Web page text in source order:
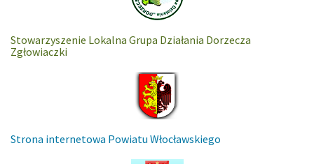
Stowarzyszenie Lokalna Grupa Działania Dorzecza
Zgłowiaczki
Strona internetowa Powiatu Włocławskiego